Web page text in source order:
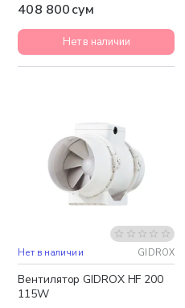
408 800 сум
Нет в наличии
Нет в наличии GIDROX
Вентилятор GIDROX HF 200
115W